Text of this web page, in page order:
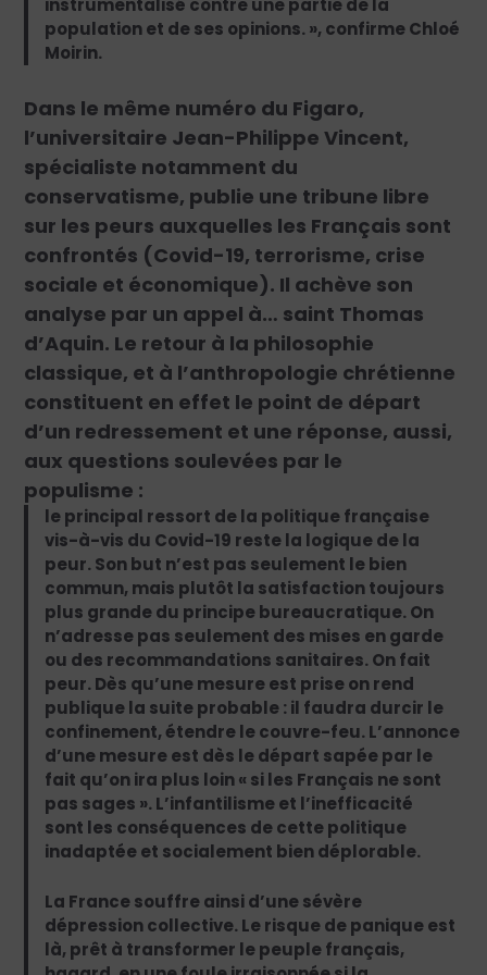
instrumentalisé contre une partie de la
population et de ses opinions. », confirme Chloé
Moirin.
Dans le même numéro du Figaro,
l’universitaire Jean-Philippe Vincent,
spécialiste notamment du
conservatisme, publie une tribune libre
sur les peurs auxquelles les Français sont
confrontés (Covid-19, terrorisme, crise
sociale et économique). Il achève son
analyse par un appel à… saint Thomas
d’Aquin. Le retour à la philosophie
classique, et à l’anthropologie chrétienne
constituent en effet le point de départ
d’un redressement et une réponse, aussi,
aux questions soulevées par le
populisme :
le principal ressort de la politique française
vis-à-vis du Covid-19 reste la logique de la
peur. Son but n’est pas seulement le bien
commun, mais plutôt la satisfaction toujours
plus grande du principe bureaucratique. On
n’adresse pas seulement des mises en garde
ou des recommandations sanitaires. On fait
peur. Dès qu’une mesure est prise on rend
publique la suite probable : il faudra durcir le
confinement, étendre le couvre-feu. L’annonce
d’une mesure est dès le départ sapée par le
fait qu’on ira plus loin « si les Français ne sont
pas sages ». L’infantilisme et l’inefficacité
sont les conséquences de cette politique
inadaptée et socialement bien déplorable.
La France souffre ainsi d’une sévère
dépression collective. Le risque de panique est
là, prêt à transformer le peuple français,